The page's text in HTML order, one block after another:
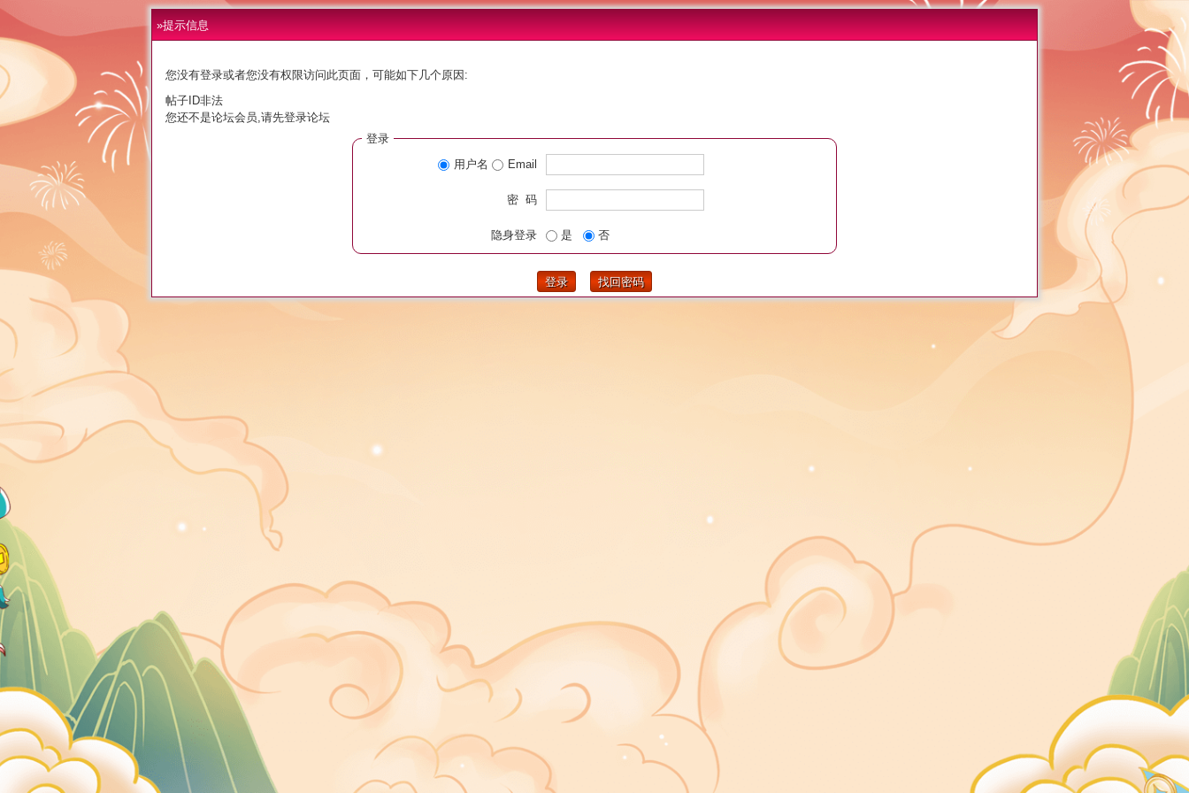
»提示信息
您没有登录或者您没有权限访问此页面，可能如下几个原因:
帖子ID非法
您还不是论坛会员,请先登录论坛
登录
用户名
Email
密 码
隐身登录 是 否